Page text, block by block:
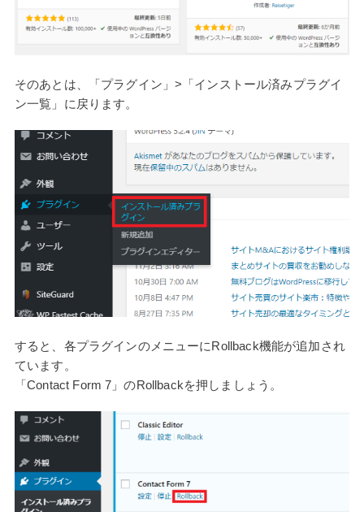
そのあとは、「プラグイン」>「インストール済みプラグイ
ン一覧」に戻ります。
すると、各プラグインのメニューにRollback機能が追加され
ています。
「Contact Form 7」のRollbackを押しましょう。